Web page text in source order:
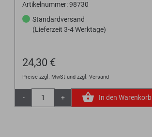
Artikelnummer: 98730
Standardversand
(Lieferzeit 3-4 Werktage)
24,30 €
Preise zzgl. MwSt und zzgl. Versand
- + In den Warenkorb